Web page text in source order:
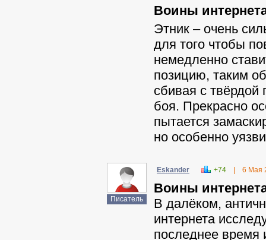
Воины
Этник – очень
для того чтобы
немедленно
позицию, таким
сбивая с
боя. Прекрасно
пытается
но особенно
Писатель
Eskander +74 6 Мая
Воины
В далёком,
интернета
последнее время